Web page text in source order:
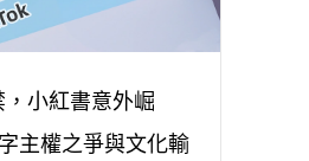
小紅書意外崛
主權之爭與文化輸